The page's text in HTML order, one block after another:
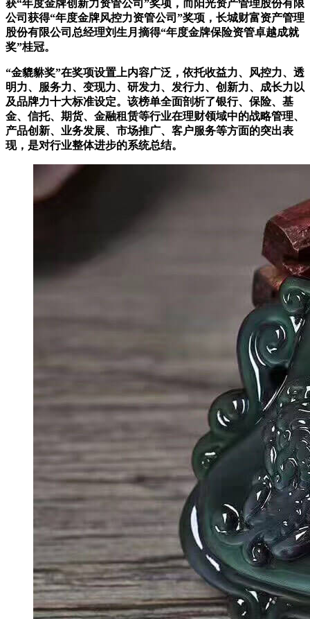
获“年度金牌创新力资管公司”奖项，而阳光资产管理股份有限
公司获得“年度金牌风控力资管公司”奖项，长城财富资产管理
股份有限公司总经理刘生月摘得“年度金牌保险资管卓越成就
奖”桂冠。
“金貔貅奖”在奖项设置上内容广泛，依托收益力、风控力、透
明力、服务力、变现力、研发力、发行力、创新力、成长力以
及品牌力十大标准设定。该榜单全面剖析了银行、保险、基
金、信托、期货、金融租赁等行业在理财领域中的战略管理、
产品创新、业务发展、市场推广、客户服务等方面的突出表
现，是对行业整体进步的系统总结。